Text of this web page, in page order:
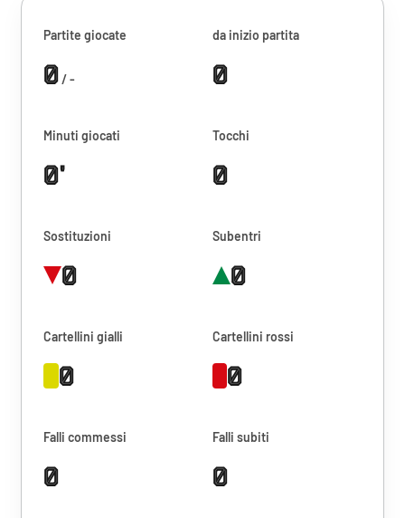
Partite giocate
0/ -
da inizio partita
0
Minuti giocati
0'
Tocchi
0
Sostituzioni
0
Subentri
0
Cartellini gialli
0
Cartellini rossi
0
Falli commessi
0
Falli subiti
0